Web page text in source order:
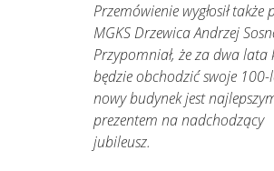
Przemówienie wygłosił także
MGKS Drzewica Andrzej
Przypomniał, że za dwa lata
będzie obchodzić swoje 100-
nowy budynek jest
prezentem na nadchodzący
jubileusz.